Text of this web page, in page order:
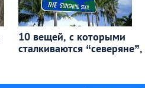
10 вещей, с которыми
сталкиваются “северяне”,